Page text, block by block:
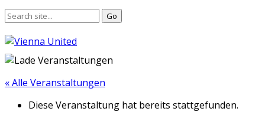
« Alle Veranstaltungen
Diese Veranstaltung hat bereits stattgefunden.